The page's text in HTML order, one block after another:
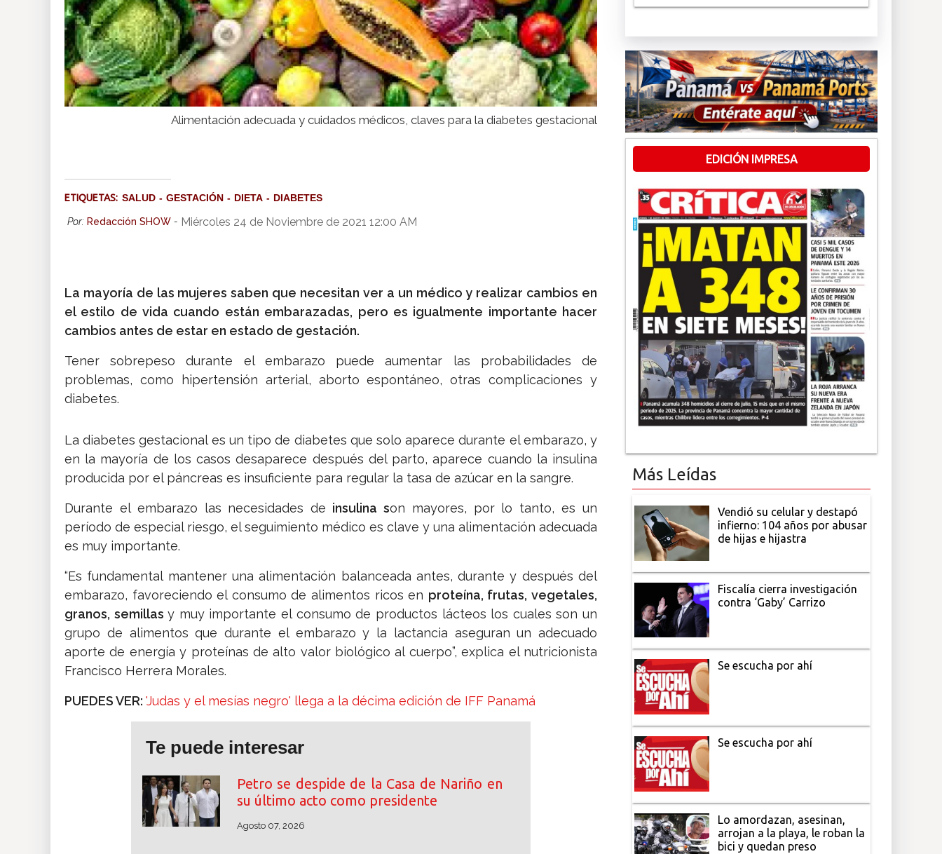
Alimentación adecuada y cuidados médicos, claves para la diabetes gestacional
ETIQUETAS: SALUD GESTACIÓN DIETA DIABETES
Por: Redacción SHOW - Miércoles 24 de Noviembre de 2021 12:00 AM
La mayoría de las mujeres saben que necesitan ver a un médico y realizar cambios en
el estilo de vida cuando están embarazadas, pero es igualmente importante hacer
cambios antes de estar en estado de gestación.
Tener sobrepeso durante el embarazo puede aumentar las probabilidades de
problemas, como hipertensión arterial, aborto espontáneo, otras complicaciones y
diabetes.
La diabetes gestacional es un tipo de diabetes que solo aparece durante el embarazo, y
en la mayoría de los casos desaparece después del parto, aparece cuando la insulina
producida por el páncreas es insuficiente para regular la tasa de azúcar en la sangre.
Durante el embarazo las necesidades de insulina son mayores, por lo tanto, es un
período de especial riesgo, el seguimiento médico es clave y una alimentación adecuada
es muy importante.
“Es fundamental mantener una alimentación balanceada antes, durante y después del
embarazo, favoreciendo el consumo de alimentos ricos en proteína, frutas, vegetales,
granos, semillasy muy importante el consumo de productos lácteos los cuales son un
grupo de alimentos que durante el embarazo y la lactancia aseguran un adecuado
aporte de energía y proteínas de alto valor biológico al cuerpo”, explica el nutricionista
Francisco Herrera Morales.
PUEDES VER: 'Judas y el mesías negro' llega a la décima edición de IFF Panamá
Te puede interesar
Petro se despide de la Casa de Nariño en
su último acto como presidente
Agosto 07, 2026
EDICIÓN IMPRESA
Más Leídas
Vendió su celular y destapó
infierno: 104 años por abusar
de hijas e hijastra
Fiscalía cierra investigación
contra ‘Gaby’ Carrizo
Se escucha por ahí
Se escucha por ahí
Lo amordazan, asesinan,
arrojan a la playa, le roban la
bici y quedan preso